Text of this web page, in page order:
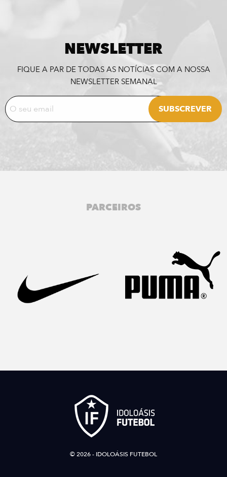
NEWSLETTER
FIQUE A PAR DE TODAS AS NOTÍCIAS COM A NOSSA
NEWSLETTER SEMANAL
PARCEIROS
© 2026 - IDOLOÁSIS FUTEBOL